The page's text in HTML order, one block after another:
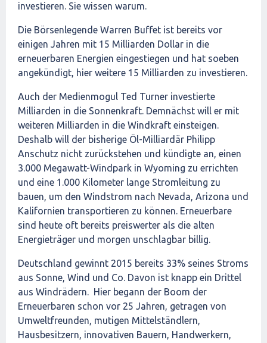
investieren. Sie wissen warum.
Die Börsenlegende Warren Buffet ist bereits vor
einigen Jahren mit 15 Milliarden Dollar in die
erneuerbaren Energien eingestiegen und hat soeben
angekündigt, hier weitere 15 Milliarden zu investieren.
Auch der Medienmogul Ted Turner investierte
Milliarden in die Sonnenkraft. Demnächst will er mit
weiteren Milliarden in die Windkraft einsteigen.
Deshalb will der bisherige Öl-Milliardär Philipp
Anschutz nicht zurückstehen und kündigte an, einen
3.000 Megawatt-Windpark in Wyoming zu errichten
und eine 1.000 Kilometer lange Stromleitung zu
bauen, um den Windstrom nach Nevada, Arizona und
Kalifornien transportieren zu können. Erneuerbare
sind heute oft bereits preiswerter als die alten
Energieträger und morgen unschlagbar billig.
Deutschland gewinnt 2015 bereits 33% seines Stroms
aus Sonne, Wind und Co. Davon ist knapp ein Drittel
aus Windrädern. Hier begann der Boom der
Erneuerbaren schon vor 25 Jahren, getragen von
Umweltfreunden, mutigen Mittelständlern,
Hausbesitzern, innovativen Bauern, Handwerkern,